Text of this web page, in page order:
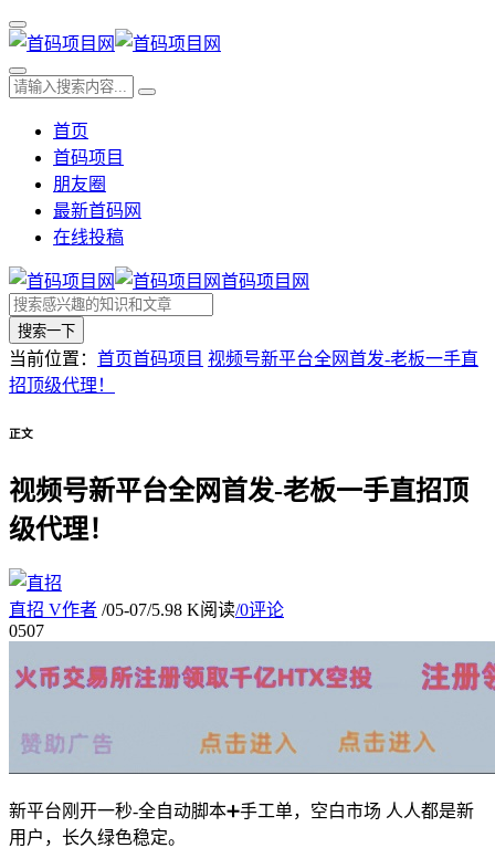
首页
首码项目
朋友圈
最新首码网
在线投稿
首码项目网
搜索一下
当前位置： 首页首码项目 视频号新平台全网首发-老板一手直
招顶级代理！
正文
视频号新平台全网首发-老板一手直招顶
级代理！
直招 V作者 /05-07/5.98 K阅读/0评论
0507
新平台刚开一秒-全自动脚本➕手工单，空白市场 人人都是新
用户，长久绿色稳定。